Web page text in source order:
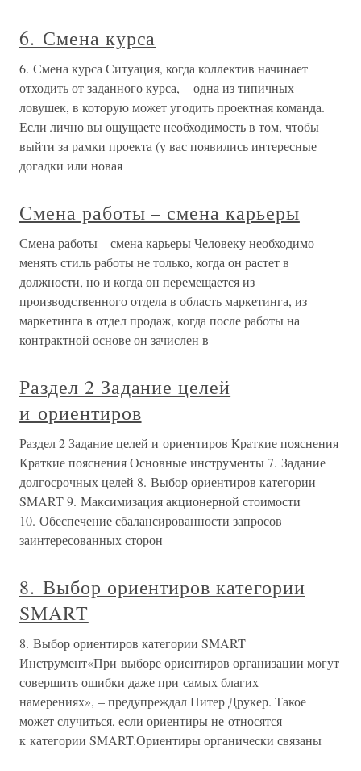
6. Смена курса
6. Смена курса Ситуация, когда коллектив начинает
отходить от заданного курса, – одна из типичных
ловушек, в которую может угодить проектная команда.
Если лично вы ощущаете необходимость в том, чтобы
выйти за рамки проекта (у вас появились интересные
догадки или новая
Смена работы – смена карьеры
Смена работы – смена карьеры Человеку необходимо
менять стиль работы не только, когда он растет в
должности, но и когда он перемещается из
производственного отдела в область маркетинга, из
маркетинга в отдел продаж, когда после работы на
контрактной основе он зачислен в
Раздел 2 Задание целей
и ориентиров
Раздел 2 Задание целей и ориентиров Краткие пояснения
Краткие пояснения Основные инструменты 7. Задание
долгосрочных целей 8. Выбор ориентиров категории
SMART 9. Максимизация акционерной стоимости
10. Обеспечение сбалансированности запросов
заинтересованных сторон
8. Выбор ориентиров категории
SMART
8. Выбор ориентиров категории SMART
Инструмент«При выборе ориентиров организации могут
совершить ошибки даже при самых благих
намерениях», – предупреждал Питер Друкер. Такое
может случиться, если ориентиры не относятся
к категории SMART.Ориентиры органически связаны